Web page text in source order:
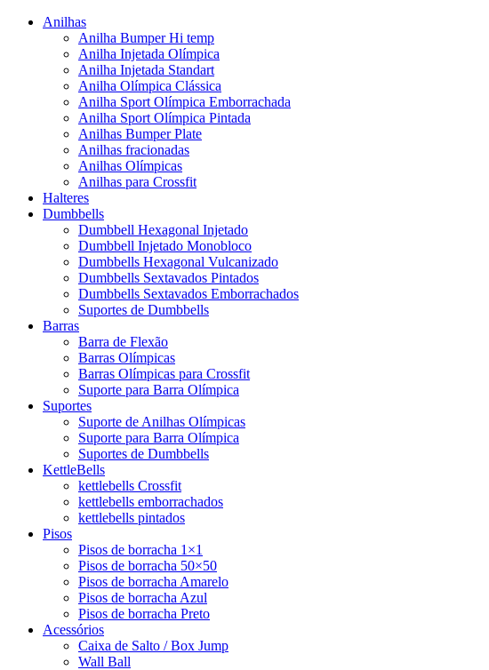
Anilhas
Anilha Bumper Hi temp
Anilha Injetada Olímpica
Anilha Injetada Standart
Anilha Olímpica Clássica
Anilha Sport Olímpica Emborrachada
Anilha Sport Olímpica Pintada
Anilhas Bumper Plate
Anilhas fracionadas
Anilhas Olímpicas
Anilhas para Crossfit
Halteres
Dumbbells
Dumbbell Hexagonal Injetado
Dumbbell Injetado Monobloco
Dumbbells Hexagonal Vulcanizado
Dumbbells Sextavados Pintados
Dumbbells Sextavados Emborrachados
Suportes de Dumbbells
Barras
Barra de Flexão
Barras Olímpicas
Barras Olímpicas para Crossfit
Suporte para Barra Olímpica
Suportes
Suporte de Anilhas Olímpicas
Suporte para Barra Olímpica
Suportes de Dumbbells
KettleBells
kettlebells Crossfit
kettlebells emborrachados
kettlebells pintados
Pisos
Pisos de borracha 1×1
Pisos de borracha 50×50
Pisos de borracha Amarelo
Pisos de borracha Azul
Pisos de borracha Preto
Acessórios
Caixa de Salto / Box Jump
Wall Ball